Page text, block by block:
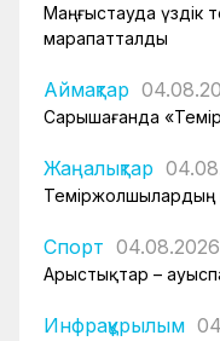
Маңғыстауда үздік
марапатталды
Аймақтар
Сарышағанда
Жаңалықтар
Теміржолшылардың
Спорт 04.08.2026
Арыстықтар –
Инфрақұрылым